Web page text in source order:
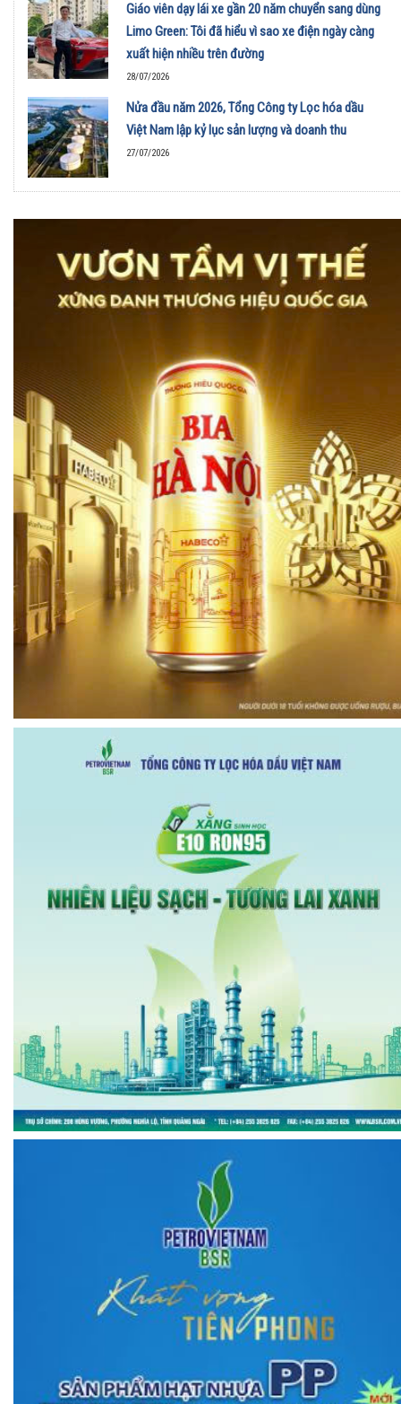
Giáo viên dạy lái xe gần 20 năm chuyển sang dùng
Limo Green: Tôi đã hiểu vì sao xe điện ngày càng
xuất hiện nhiều trên đường
28/07/2026
Nửa đầu năm 2026, Tổng Công ty Lọc hóa dầu
Việt Nam lập kỷ lục sản lượng và doanh thu
27/07/2026